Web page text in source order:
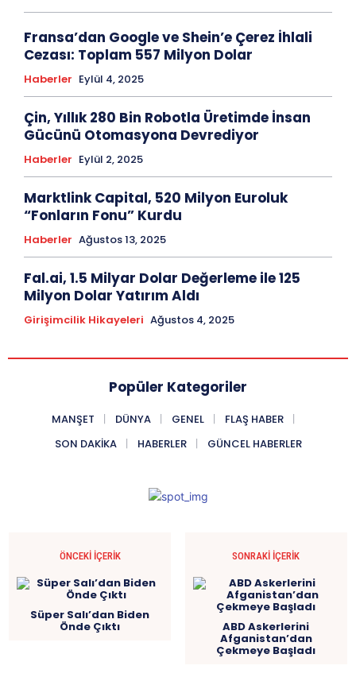
Fransa’dan Google ve Shein’e Çerez İhlali
Cezası: Toplam 557 Milyon Dolar
Haberler Eylül 4, 2025
Çin, Yıllık 280 Bin Robotla Üretimde İnsan
Gücünü Otomasyona Devrediyor
Haberler Eylül 2, 2025
Marktlink Capital, 520 Milyon Euroluk
“Fonların Fonu” Kurdu
Haberler Ağustos 13, 2025
Fal.ai, 1.5 Milyar Dolar Değerleme ile 125
Milyon Dolar Yatırım Aldı
Girişimcilik Hikayeleri Ağustos 4, 2025
Popüler Kategoriler
MANŞET DÜNYA GENEL
FLAŞ HABER
SON DAKIKA
HABERLER GÜNCEL HABERLER
ÖNCEKI İÇERIK
Süper Salı’dan Biden
Önde Çıktı
SONRAKI İÇERIK
ABD Askerlerini
Afganistan’dan
Çekmeye Başladı